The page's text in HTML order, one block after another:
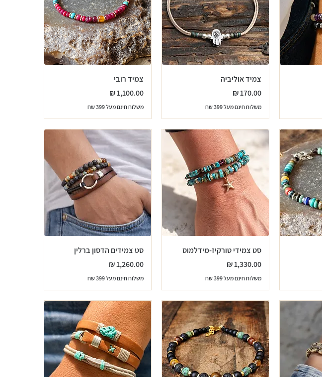
צמיד אוליביה
מחיר
משלוח חינם מעל 399 שח
צמיד רובי
מחיר
משלוח חינם מעל 399 שח
סט צמידי טורקיז-מידלמוס
מחיר
משלוח חינם מעל 399 שח
סט צמידים הדסון ברלין
מחיר
משלוח חינם מעל 399 שח